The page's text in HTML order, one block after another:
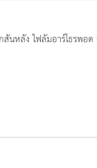
นหลัง ไฟลัมอาร์โธรพอ